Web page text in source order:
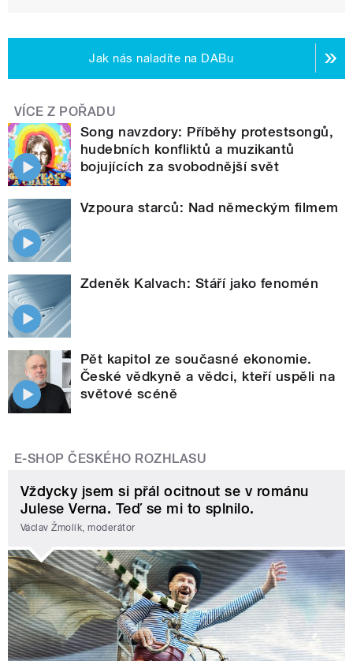
Jak nás naladíte na DABu
VÍCE Z POŘADU
Song navzdory: Příběhy protestsongů,
hudebních konfliktů a muzikantů
bojujících za svobodnější svět
Vzpoura starců: Nad německým filmem
Zdeněk Kalvach: Stáří jako fenomén
Pět kapitol ze současné ekonomie.
České vědkyně a vědci, kteří uspěli na
světové scéně
E-SHOP ČESKÉHO ROZHLASU
Vždycky jsem si přál ocitnout se v románu
Julese Verna. Teď se mi to splnilo.
Václav Žmolík, moderátor